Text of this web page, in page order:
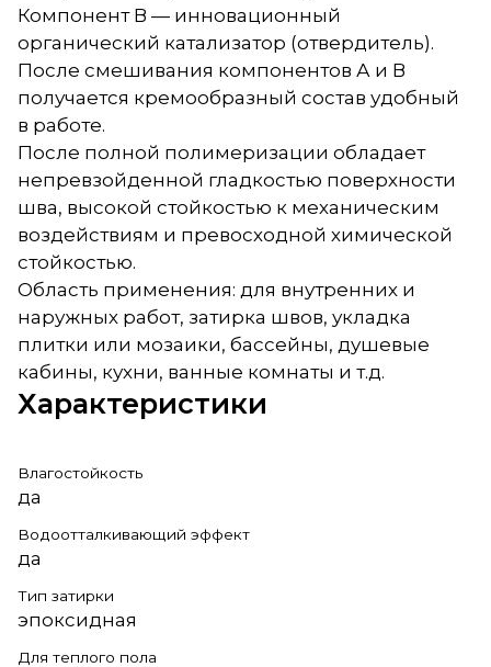
Компонент В — инновационный
органический катализатор (отвердитель).
После смешивания компонентов А и В
получается кремообразный состав удобный
в работе.
После полной полимеризации обладает
непревзойденной гладкостью поверхности
шва, высокой стойкостью к механическим
воздействиям и превосходной химической
стойкостью.
Область применения: для внутренних и
наружных работ, затирка швов, укладка
плитки или мозаики, бассейны, душевые
кабины, кухни, ванные комнаты и т.д.
Характеристики
Влагостойкость
да
Водоотталкивающий эффект
да
Тип затирки
эпоксидная
Для теплого пола